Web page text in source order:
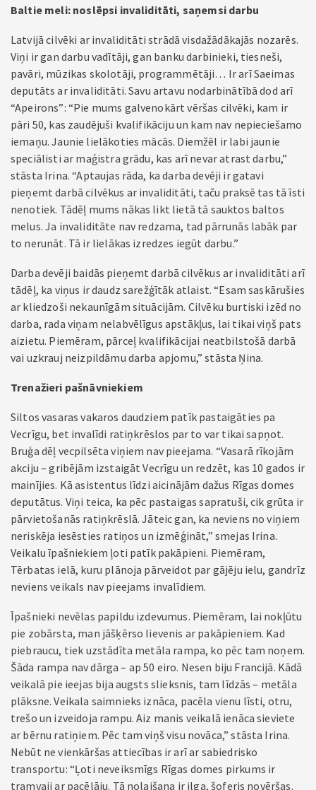
Baltie meli: noslēpsi invaliditāti, saņemsi darbu
Latvijā cilvēki ar invaliditāti strādā visdažādākajās nozarēs.
Viņi ir gan darbu vadītāji, gan banku darbinieki, tiesneši,
pavāri, mūzikas skolotāji, programmētāji… Ir arī Saeimas
deputāts ar invaliditāti. Savu artavu nodarbinātībā dod arī
“Apeirons”: “Pie mums galvenokārt vēršas cilvēki, kam ir
pāri 50, kas zaudējuši kvalifikāciju un kam nav nepieciešamo
iemaņu. Jaunie lielākoties mācās. Diemžēl ir labi jaunie
speciālisti ar maģistra grādu, kas arī nevar atrast darbu,”
stāsta Irina. “Aptaujas rāda, ka darba devēji ir gatavi
pieņemt darbā cilvēkus ar invaliditāti, taču praksē tas tā īsti
nenotiek. Tādēļ mums nākas likt lietā tā sauktos baltos
melus. Ja invaliditāte nav redzama, tad pārrunās labāk par
to nerunāt. Tā ir lielākas izredzes iegūt darbu.”
Darba devēji baidās pieņemt darbā cilvēkus ar invaliditāti arī
tādēļ, ka viņus ir daudz sarežģītāk atlaist. “Esam saskārušies
ar kliedzoši nekaunīgām situācijām. Cilvēku burtiski izēd no
darba, rada viņam nelabvēlīgus apstākļus, lai tikai viņš pats
aizietu. Piemēram, pārceļ kvalifikācijai neatbilstošā darbā
vai uzkrauj neizpildāmu darba apjomu,” stāsta Ņina.
Trenažieri pašnāvniekiem
Siltos vasaras vakaros daudziem patīk pastaigāties pa
Vecrīgu, bet invalīdi ratiņkrēslos par to var tikai sapņot.
Bruģa dēļ vecpilsēta viņiem nav pieejama. “Vasarā rīkojām
akciju – gribējām izstaigāt Vecrīgu un redzēt, kas 10 gados ir
mainījies. Kā asistentus līdzi aicinājām dažus Rīgas domes
deputātus. Viņi teica, ka pēc pastaigas sapratuši, cik grūta ir
pārvietošanās ratiņkrēslā. Jāteic gan, ka neviens no viņiem
neriskēja iesēsties ratiņos un izmēģināt,” smejas Irina.
Veikalu īpašniekiem ļoti patīk pakāpieni. Piemēram,
Tērbatas ielā, kuru plānoja pārveidot par gājēju ielu, gandrīz
neviens veikals nav pieejams invalīdiem.
Īpašnieki nevēlas papildu izdevumus. Piemēram, lai nokļūtu
pie zobārsta, man jāšķērso lievenis ar pakāpieniem. Kad
piebraucu, tiek uzstādīta metāla rampa, ko pēc tam noņem.
Šāda rampa nav dārga – ap 50 eiro. Nesen biju Francijā. Kādā
veikalā pie ieejas bija augsts slieksnis, tam līdzās – metāla
plāksne. Veikala saimnieks iznāca, pacēla vienu līsti, otru,
trešo un izveidoja rampu. Aiz manis veikalā ienāca sieviete
ar bērnu ratiņiem. Pēc tam viņš visu novāca,” stāsta Irina.
Nebūt ne vienkāršas attiecības ir arī ar sabiedrisko
transportu: “Ļoti neveiksmīgs Rīgas domes pirkums ir
tramvaji ar pacēlāju. Tā nolaišana ir ilga, šoferis novēršas.